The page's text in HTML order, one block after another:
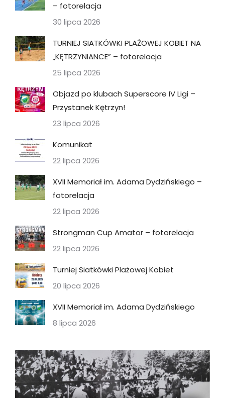
– fotorelacja
30 lipca 2026
TURNIEJ SIATKÓWKI PLAŻOWEJ KOBIET NA
„KĘTRZYNIANCE” – fotorelacja
25 lipca 2026
Objazd po klubach Superscore IV Ligi –
Przystanek Kętrzyn!
23 lipca 2026
Komunikat
22 lipca 2026
XVII Memoriał im. Adama Dydzińskiego –
fotorelacja
22 lipca 2026
Strongman Cup Amator – fotorelacja
22 lipca 2026
Turniej Siatkówki Plażowej Kobiet
20 lipca 2026
XVII Memoriał im. Adama Dydzińskiego
8 lipca 2026